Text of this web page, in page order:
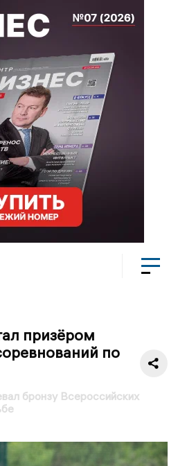
призёром
по
бронзу Всероссийских